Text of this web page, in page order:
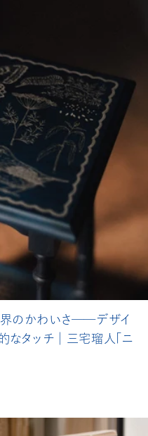
のかわいさ──デザイ
なタッチ│三宅瑠人「ニ